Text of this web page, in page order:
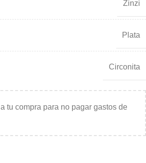
Zinzi
Plata
Circonita
a tu compra para no pagar gastos de